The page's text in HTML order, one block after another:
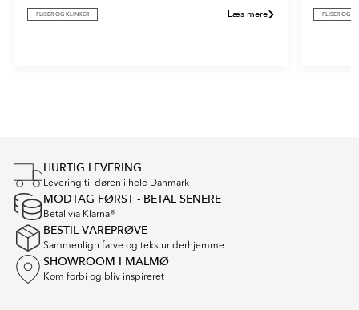
FLISER OG KLINKER Læs mere FLISER OG
HURTIG LEVERING
Levering til døren i hele Danmark
MODTAG FØRST - BETAL SENERE
Betal via Klarna®
BESTIL VAREPRØVE
Sammenlign farve og tekstur derhjemme
SHOWROOM I MALMØ
Kom forbi og bliv inspireret